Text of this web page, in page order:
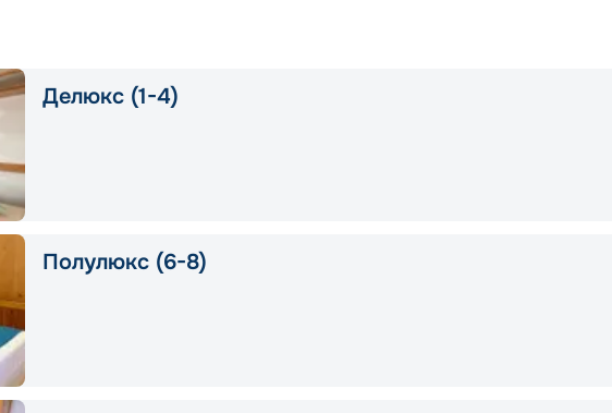
Делюкс (1-4)
Полулюкс (6-8)